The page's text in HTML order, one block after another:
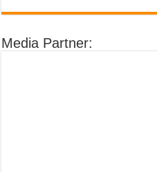
Media Partner: